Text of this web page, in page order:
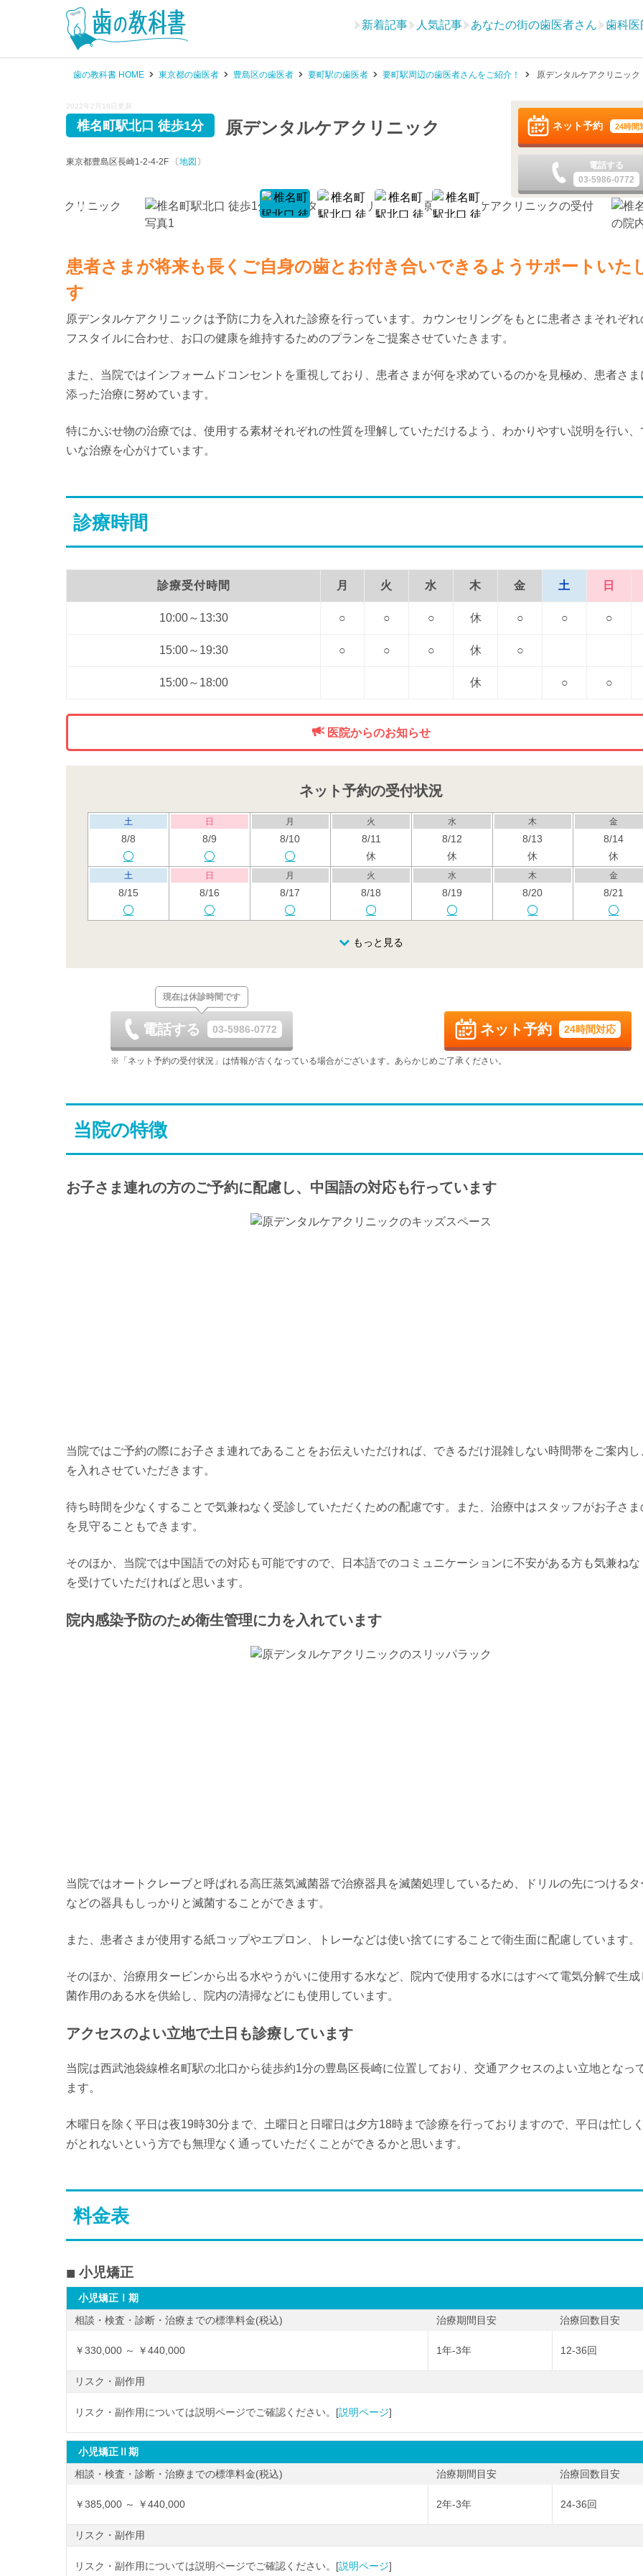
新着記事 人気記事 あなたの街の歯医者さん 歯科医
歯の教科書 HOME 東京都の歯医者 豊島区の歯医者 要町駅の歯医者 要町駅周辺の歯医者さんをご紹介！ 原デンタルケアクリニック
2022年2月16日更新
原デンタルケアクリニック
椎名町駅北口 徒歩1分
東京都豊島区長崎1-2-4-2F 〔地図 〕
電話する
03-5986-0772
24時間
ネット予約
患者さまが将来も長くご自身の歯とお付き合いできるようサポートいた
す
原デンタルケアクリニックは予防に力を入れた診療を行っています。カウンセリングをもとに患者さまそれぞれ
フスタイルに合わせ、お口の健康を維持するためのプランをご提案させていたきます。
また、当院ではインフォームドコンセントを重視しており、患者さまが何を求めているのかを見極め、患者さま
添った治療に努めています。
特にかぶせ物の治療では、使用する素材それぞれの性質を理解していただけるよう、わかりやすい説明を行い、
いな治療を心がけています。
診療時間
診療受付時間 月 火 水 木 金 土 日
10:00～13:30 ○ ○ ○ 休 ○ ○ ○
15:00～19:30 ○ ○ ○ 休 ○
15:00～18:00 休 ○ ○
医院からのお知らせ
ネット予約の受付状況
土
8/8
日
8/9
月
8/10
火
8/11
休
水
8/12
休
木
8/13
休
金
8/14
休
土
8/15
日
8/16
月
8/17
火
8/18
水
8/19
木
8/20
金
8/21
8/25
8/30
土
9/5
日
9/6 9/7
水
9/9
木
9/10
金
9/11
9/12 9/13 9/14 9/15 9/16 9/17 9/18
休
休
休
9/28 9/29 9/30
もっと見る
現在は休診時間です
電話する 03-5986-0772 24時間対応
ネット予約
※「ネット予約の受付状況」は情報が古くなっている場合がございます。あらかじめご了承ください。
当院の特徴
お子さま連れの方のご予約に配慮し、中国語の対応も行っています
当院ではご予約の際にお子さま連れであることをお伝えいただければ、できるだけ混雑しない時間帯をご案内し
を入れさせていただきます。
待ち時間を少なくすることで気兼ねなく受診していただくための配慮です。また、治療中はスタッフがお子さま
を見守ることもできます。
そのほか、当院では中国語での対応も可能ですので、日本語でのコミュニケーションに不安がある方も気兼ねな
を受けていただければと思います。
院内感染予防のため衛生管理に力を入れています
当院ではオートクレーブと呼ばれる高圧蒸気滅菌器で治療器具を滅菌処理しているため、ドリルの先につけるタ
などの器具もしっかりと滅菌することができます。
また、患者さまが使用する紙コップやエプロン、トレーなどは使い捨てにすることで衛生面に配慮しています。
そのほか、治療用タービンから出る水やうがいに使用する水など、院内で使用する水にはすべて電気分解で生成
菌作用のある水を供給し、院内の清掃などにも使用しています。
アクセスのよい立地で土日も診療しています
当院は西武池袋線椎名町駅の北口から徒歩約1分の豊島区長崎に位置しており、交通アクセスのよい立地となっ
ます。
木曜日を除く平日は夜19時30分まで、土曜日と日曜日は夕方18時まで診療を行っておりますので、平日は忙し
がとれないという方でも無理なく通っていただくことができるかと思います。
料金表
小児矯正
小児矯正Ⅰ期
相談・検査・診断・治療までの標準料金(税込)
治療期間目安 治療回数目安
￥330,000 ～ ￥440,000 1年-3年 12-36回
リスク・副作用
リスク・副作用については説明ページでご確認ください。[説明ページ]
小児矯正Ⅱ期
相談・検査・診断・治療までの標準料金(税込)
治療期間目安 治療回数目安
￥385,000 ～ ￥440,000 2年-3年 24-36回
リスク・副作用
リスク・副作用については説明ページでご確認ください。[説明ページ]